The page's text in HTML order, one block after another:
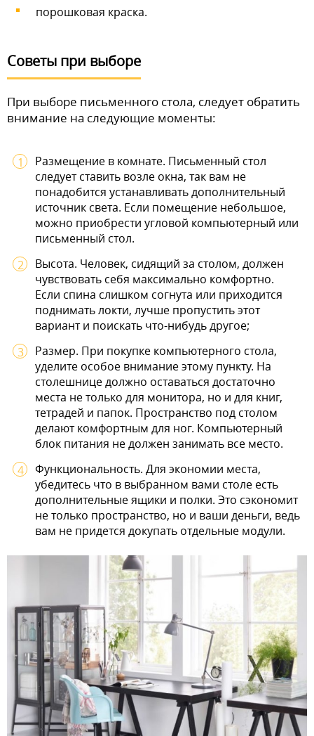
порошковая краска.
Советы при выборе
При выборе письменного стола, следует обратить
внимание на следующие моменты:
Размещение в комнате. Письменный стол
следует ставить возле окна, так вам не
понадобится устанавливать дополнительный
источник света. Если помещение небольшое,
можно приобрести угловой компьютерный или
письменный стол.
Высота. Человек, сидящий за столом, должен
чувствовать себя максимально комфортно.
Если спина слишком согнута или приходится
поднимать локти, лучше пропустить этот
вариант и поискать что-нибудь другое;
Размер. При покупке компьютерного стола,
уделите особое внимание этому пункту. На
столешнице должно оставаться достаточно
места не только для монитора, но и для книг,
тетрадей и папок. Пространство под столом
делают комфортным для ног. Компьютерный
блок питания не должен занимать все место.
Функциональность. Для экономии места,
убедитесь что в выбранном вами столе есть
дополнительные ящики и полки. Это сэкономит
не только пространство, но и ваши деньги, ведь
вам не придется докупать отдельные модули.